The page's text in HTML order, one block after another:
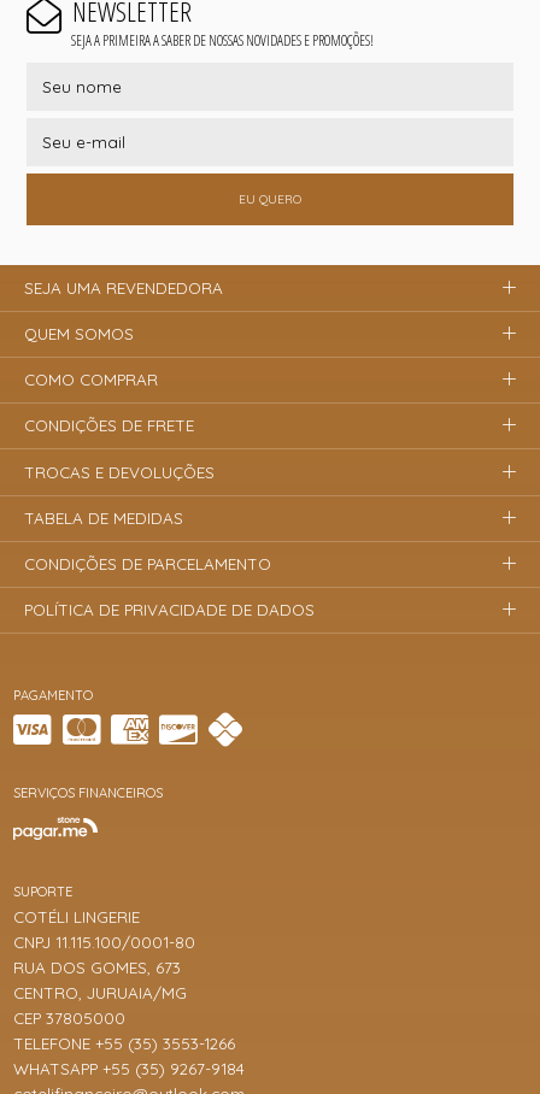
NEWSLETTER
SEJA A PRIMEIRA A SABER DE NOSSAS NOVIDADES E PROMOÇÕES!
EU QUERO
PAGAMENTO
SERVIÇOS FINANCEIROS
SUPORTE
COTÉLI LINGERIE
CNPJ 11.115.100/0001-80
RUA DOS GOMES, 673
CENTRO, JURUAIA/MG
CEP 37805000
TELEFONE +55 (35) 3553-1266
WHATSAPP +55 (35) 9267-9184
SEJA UMA REVENDEDORA
QUEM SOMOS
COMO COMPRAR
CONDIÇÕES DE FRETE
TROCAS E DEVOLUÇÕES
TABELA DE MEDIDAS
CONDIÇÕES DE PARCELAMENTO
POLÍTICA DE PRIVACIDADE DE DADOS